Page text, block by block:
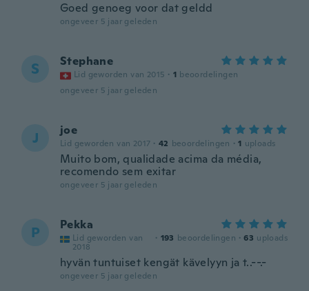
Goed genoeg voor dat geldd
ongeveer 5 jaar geleden
S Stephane
Lid geworden van 2015 · 1 beoordelingen
ongeveer 5 jaar geleden
J joe
Lid geworden van 2017 · 42 beoordelingen · 1 uploads
Muito bom, qualidade acima da média,
recomendo sem exitar
ongeveer 5 jaar geleden
P Pekka
Lid geworden van
2018
· 193 beoordelingen · 63 uploads
hyvän tuntuiset kengät kävelyyn ja t..--.-
ongeveer 5 jaar geleden